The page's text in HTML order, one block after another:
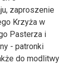
zaproszenie
Krzyża w
Pasterza i
- patronki
do modlitwy